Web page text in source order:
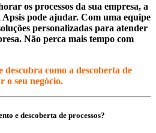
os processos da sua empresa, a
Apsis pode ajudar. Com uma equipe
personalizadas para atender
Não perca mais tempo com
descubra como a descoberta de
o seu negócio.
e descoberta de processos?